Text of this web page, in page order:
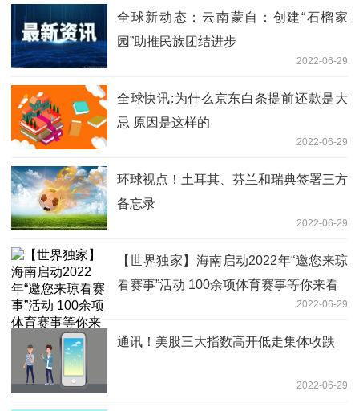
全球新动态：云南蒙自：创建“石榴家
园”助推民族团结进步
2022-06-29
全球快讯:为什么京东白条提前还款是大
忌 原因是这样的
2022-06-29
环球视点！土耳其、芬兰和瑞典签署三方
备忘录
2022-06-29
【世界独家】海南启动2022年“邀您来琼
看赛事”活动 100余项体育赛事等你来看
2022-06-29
通讯！美股三大指数高开低走集体收跌
2022-06-29